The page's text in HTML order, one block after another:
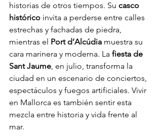
historias de otros tiempos. Su casco
histórico invita a perderse entre calles
estrechas y fachadas de piedra,
mientras el Port d’Alcúdia muestra su
cara marinera y moderna. La fiesta de
Sant Jaume, en julio, transforma la
ciudad en un escenario de conciertos,
espectáculos y fuegos artificiales. Vivir
en Mallorca es también sentir esta
mezcla entre historia y vida frente al
mar.